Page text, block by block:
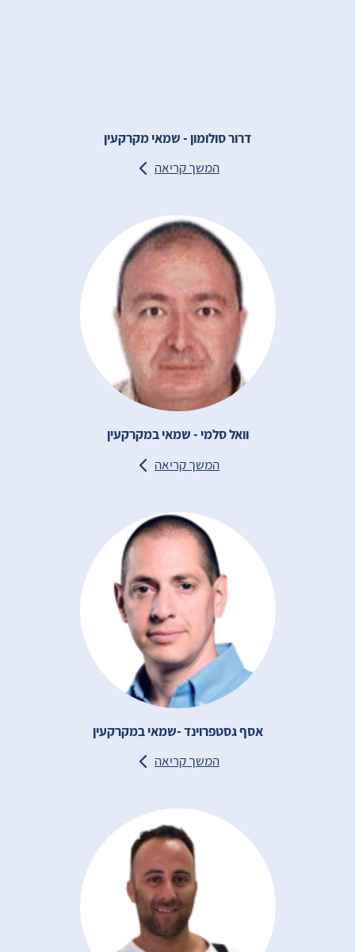
דרור סולומון - שמאי מקרקעין
המשך קריאה
וואל סלמי - שמאי במקרקעין
המשך קריאה
אסף גסטפרוינד -שמאי במקרקעין
המשך קריאה